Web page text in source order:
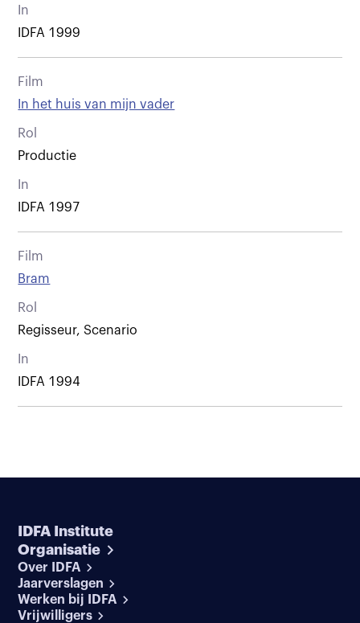
In
IDFA 1999
Film
In het huis van mijn vader
Rol
Productie
In
IDFA 1997
Film
Bram
Rol
Regisseur, Scenario
In
IDFA 1994
IDFA Institute
Organisatie
Over IDFA
Jaarverslagen
Werken bij IDFA
Vrijwilligers